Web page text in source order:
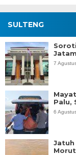
SULTENG
7
Palu,
6
Jatuh